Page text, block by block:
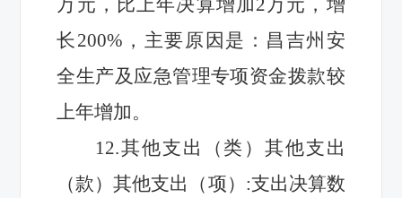
万元，比上年决算增加2万元，增
长 200%，主要原因是：昌吉州安
全生产及应急管理专项资金拨款较
上年增加。
12.其他支出
（类）其他支出
（款）其他支出（项） :支出决算数